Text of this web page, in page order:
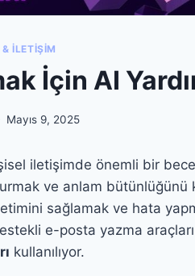
& İLETIŞIM
İçin AI
Mayıs 9, 2025
iletişimde önemli bir
ve anlam bütünlüğünü
sağlamak ve hata
e-posta yazma
kullanılıyor.